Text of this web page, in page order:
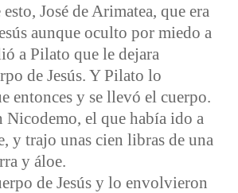
José de Arimatea, que era
aunque oculto por miedo a
a Pilato que le dejara
de Jesús. Y Pilato lo
entonces y se llevó el cuerpo.
el que había ido a
y trajo unas cien libras de una
y áloe.
de Jesús y lo envolvieron